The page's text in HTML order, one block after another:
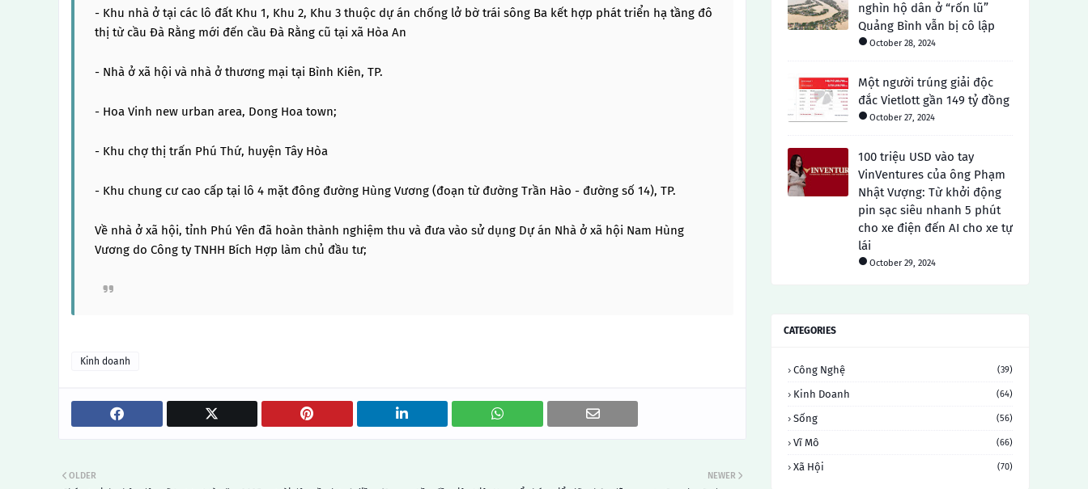
- Khu nhà ở tại các lô đất Khu 1, Khu 2, Khu 3 thuộc dự án chống lở bờ trái sông Ba kết hợp phát triển hạ tầng đô
thị từ cầu Đà Rằng mới đến cầu Đà Rằng cũ tại xã Hòa An
- Nhà ở xã hội và nhà ở thương mại tại Bình Kiên, TP.
- Hoa Vinh new urban area, Dong Hoa town;
- Khu chợ thị trấn Phú Thứ, huyện Tây Hòa
- Khu chung cư cao cấp tại lô 4 mặt đông đường Hùng Vương (đoạn từ đường Trần Hào - đường số 14), TP.
Về nhà ở xã hội, tỉnh Phú Yên đã hoàn thành nghiệm thu và đưa vào sử dụng Dự án Nhà ở xã hội Nam Hùng
Vương do Công ty TNHH Bích Hợp làm chủ đầu tư;
Kinh doanh
NEWER
OLDER
nghìn hộ dân ở “rốn lũ”
Quảng Bình vẫn bị cô lập
October 28, 2024
Một người trúng giải độc
đắc Vietlott gần 149 tỷ đồng
October 27, 2024
100 triệu USD vào tay
VinVentures của ông Phạm
Nhật Vượng: Từ khởi động
pin sạc siêu nhanh 5 phút
cho xe điện đến AI cho xe tự
lái
October 29, 2024
CATEGORIES
Công Nghệ (39)
Kinh Doanh (64)
Sống (56)
Vĩ Mô (66)
Xã Hội (70)